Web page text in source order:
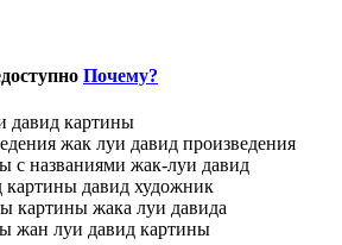
Почему?
давид картины
жак луи давид произведения
с названиями жак-луи давид
картины давид художник
картины жака луи давида
жан луи давид картины